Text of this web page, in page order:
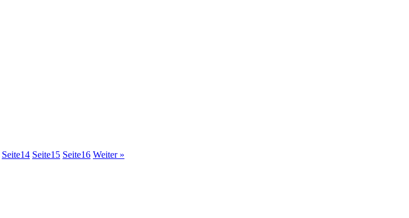
Seite14 Seite15 Seite16 Weiter »